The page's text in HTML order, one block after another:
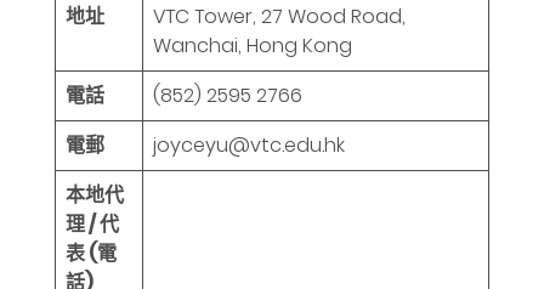
地址
VTC Tower, 27 Wood Road,
Wanchai, Hong Kong
電話
(852) 2595 2766
電郵
joyceyu@vtc.edu.hk
本地代
理 / 代
表 (電
話)